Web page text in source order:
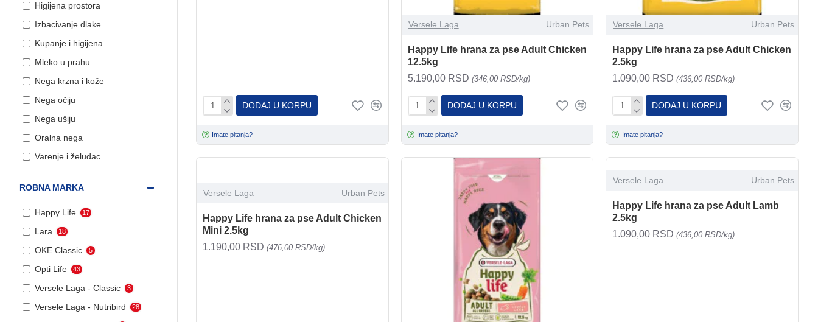
Hrana za pse na
razmer - 1kg
Obrok u kesici,
prelivi
Poslastice za mačke
ptice
sitne žitvotnje
Higijena prostora
Izbacivanje dlake
Kupanje i higijena
Mleko u prahu
Nega krzna i kože
Nega očiju
Nega ušiju
Oralna nega
Varenje i želudac
Vitamini-minerali
ROBNA MARKA
Happy Life 17
Lara 18
OKE Classic 5
Opti Life 43
Versele Laga - Classic 3
Versele Laga - Nutribird 28
DODAJ U KORPU
Imate pitanja?
Versele Laga Urban Pets
Happy Life hrana za pse Adult Chicken
12.5kg
5.190,00 RSD (346,00 RSD/kg)
DODAJ U KORPU
Imate pitanja?
Versele Laga Urban Pets
Happy Life hrana za pse Adult Chicken
2.5kg
1.090,00 RSD(436,00 RSD/kg)
DODAJ U KORPU
Imate pitanja?
Versele Laga Urban Pets
Happy Life hrana za pse Adult Chicken
Mini 2.5kg
1.190,00 RSD (476,00 RSD/kg)
Versele Laga Urban Pets
Happy Life hrana za pse Adult Lamb
2.5kg
1.090,00 RSD(436,00 RSD/kg)